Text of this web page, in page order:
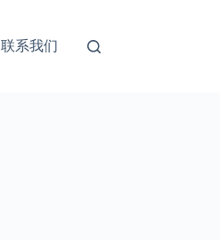
联系我们